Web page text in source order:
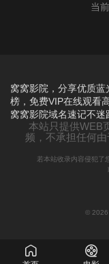
当
窝窝影院，分享优质
榜，免费VIP在线观看
窝窝影院域名速记不迷
本站只提供WEB
频，不承担任何
若本站收录内容侵犯了
© 2026